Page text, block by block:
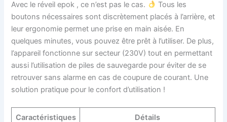
Avec le réveil epok , ce n’est pas le cas.
Tous les
boutons nécessaires sont discrètement placés à l’arrière, et
leur ergonomie permet une prise en main aisée. En
quelques minutes, vous pouvez être prêt à l’utiliser. De plus,
l’appareil fonctionne sur secteur (230V) tout en permettant
aussi l’utilisation de piles de sauvegarde pour éviter de se
retrouver sans alarme en cas de coupure de courant. Une
solution pratique pour le confort d’utilisation !
Caractéristiques Détails